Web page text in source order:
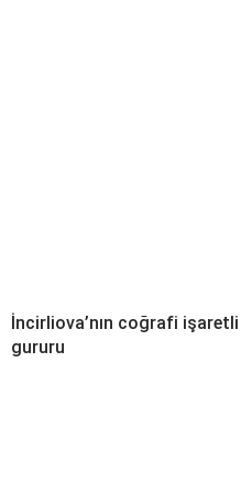
İncirliova’nın coğrafi işaretli
gururu